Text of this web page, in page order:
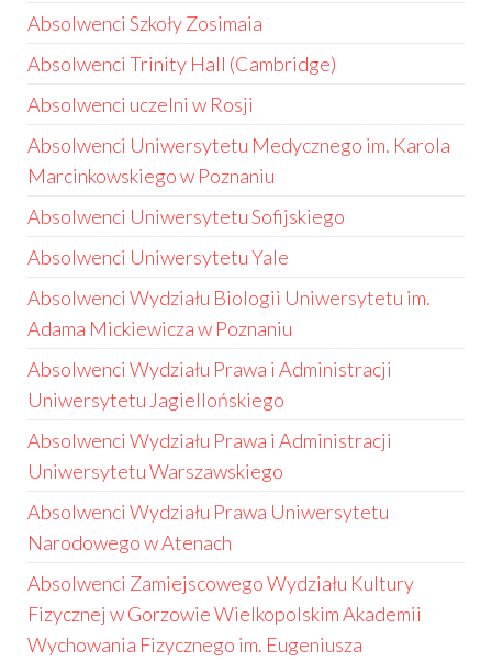
Absolwenci Szkoły Zosimaia
Absolwenci Trinity Hall (Cambridge)
Absolwenci uczelni w Rosji
Absolwenci Uniwersytetu Medycznego im. Karola
Marcinkowskiego w Poznaniu
Absolwenci Uniwersytetu Sofijskiego
Absolwenci Uniwersytetu Yale
Absolwenci Wydziału Biologii Uniwersytetu im.
Adama Mickiewicza w Poznaniu
Absolwenci Wydziału Prawa i Administracji
Uniwersytetu Jagiellońskiego
Absolwenci Wydziału Prawa i Administracji
Uniwersytetu Warszawskiego
Absolwenci Wydziału Prawa Uniwersytetu
Narodowego w Atenach
Absolwenci Zamiejscowego Wydziału Kultury
Fizycznej w Gorzowie Wielkopolskim Akademii
Wychowania Fizycznego im. Eugeniusza